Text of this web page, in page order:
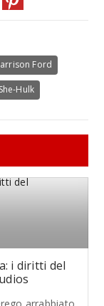
Ford
Hulk
i diritti del